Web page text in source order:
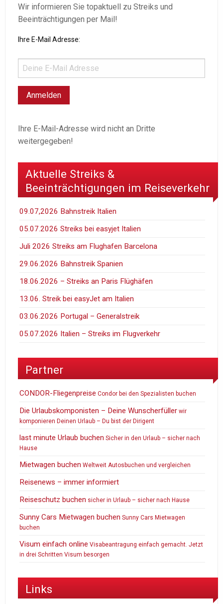
Wir informieren Sie topaktuell zu Streiks und
Beeinträchtigungen per Mail!
Ihre E-Mail Adresse:
Ihre E-Mail-Adresse wird nicht an Dritte
weitergegeben!
Aktuelle Streiks &
Beeinträchtigungen im Reiseverkehr
09.07,2026 Bahnstreik Italien
05.07.2026 Streiks bei easyjet Italien
Juli 2026 Streiks am Flughafen Barcelona
29.06.2026 Bahnstreik Spanien
18.06.2026 – Streiks an Paris Flüghäfen
13.06. Streik bei easyJet am Italien
03.06.2026 Portugal – Generalstreik
05.07.2026 Italien – Streiks im Flugverkehr
Partner
CONDOR-Fliegenpreise Condor bei den Spezialisten buchen
Die Urlaubskomponisten – Deine Wunscherfüller wir
komponieren Deinen Urlaub – Du bist der Dirigent
last minute Urlaub buchen Sicher in den Urlaub – sicher nach
Hause
Mietwagen buchen Weltweit Autosbuchen und vergleichen
Reisenews – immer informiert
Reiseschutz buchen sicher in Urlaub – sicher nach Hause
Sunny Cars Mietwagen buchen Sunny Cars Mietwagen
buchen
Visum einfach online Visabeantragung einfach gemacht. Jetzt
in drei Schritten Visum besorgen
Links